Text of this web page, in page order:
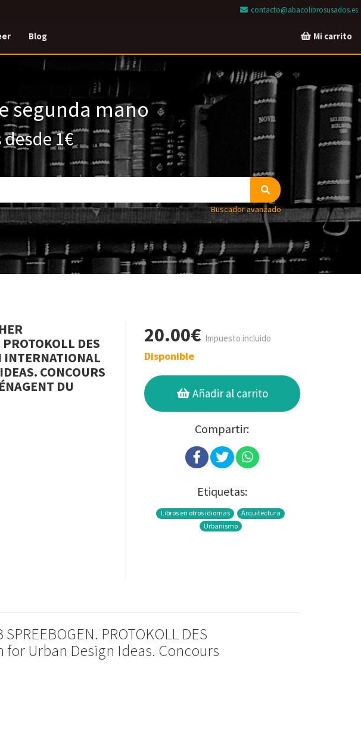
contacto@abacolibrosusados.es
Blog Mi carrito
segunda mano
desde 1€
Buscador avanzado
DES
INTERNATIONAL
CONCOURS
DU
20.00€ Impuesto incluido
Disponible
Añadir al carrito
Compartir:
Etiquetas:
Libros en otros idiomas
Arquitectura
Urbanismo
PROTOKOLL DES
for Urban Design Ideas. Concours